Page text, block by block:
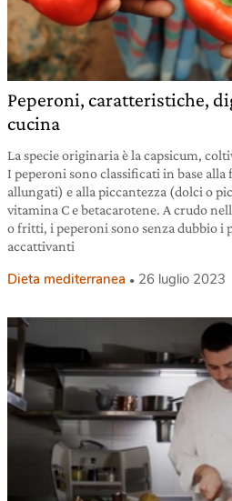
Peperoni, caratteristiche,
cucina
La specie originaria è la capsicum,
I peperoni sono classificati in base
allungati) e alla piccantezza (dolci o
vitamina C e betacarotene. A crudo
o fritti, i peperoni sono senza dubbio i
accattivanti
Dieta mediterranea 26 luglio 2023